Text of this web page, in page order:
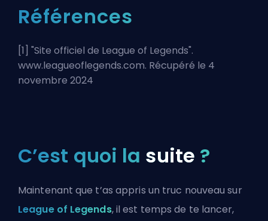
Références
[1] "Site officiel de League of Legends".
www.leagueoflegends.com. Récupéré le 4
novembre 2024
C’est quoi la suite ?
Maintenant que t’as appris un truc nouveau sur
League of Legends, il est temps de te lancer,